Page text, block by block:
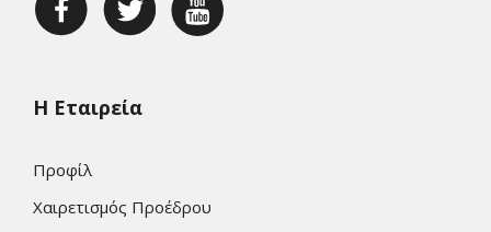
Η Εταιρεία
Προφίλ
Χαιρετισμός Προέδρου